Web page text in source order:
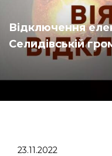
Відключення
Селидівській
23.11.2022